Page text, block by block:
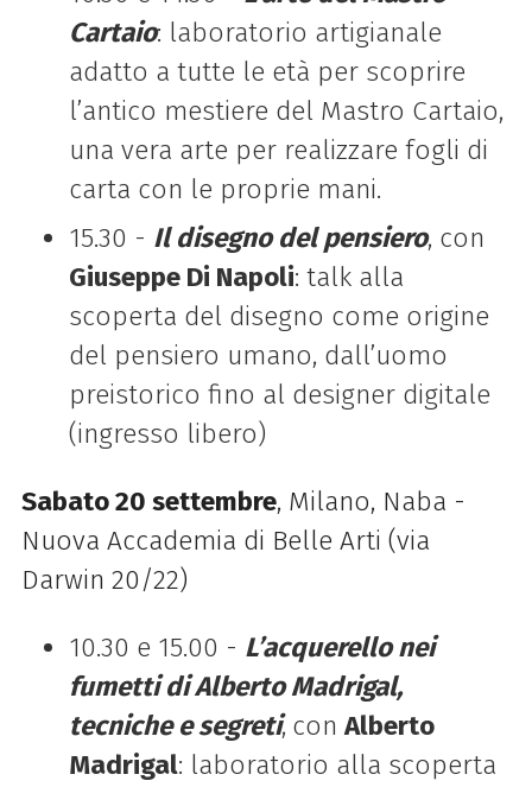
Cartaio: laboratorio artigianale
adatto a tutte le età per scoprire
l’antico mestiere del Mastro Cartaio,
una vera arte per realizzare fogli di
carta con le proprie mani.
15.30 - Il disegno del pensiero, con
Giuseppe Di Napoli: talk alla
scoperta del disegno come origine
del pensiero umano, dall’uomo
preistorico fino al designer digitale
(ingresso libero)
Sabato 20 settembre, Milano, Naba -
Nuova Accademia di Belle Arti (via
Darwin 20/22)
10.30 e 15.00 - L’acquerello nei
fumetti di Alberto Madrigal,
tecniche e segreti, con Alberto
Madrigal: laboratorio alla scoperta